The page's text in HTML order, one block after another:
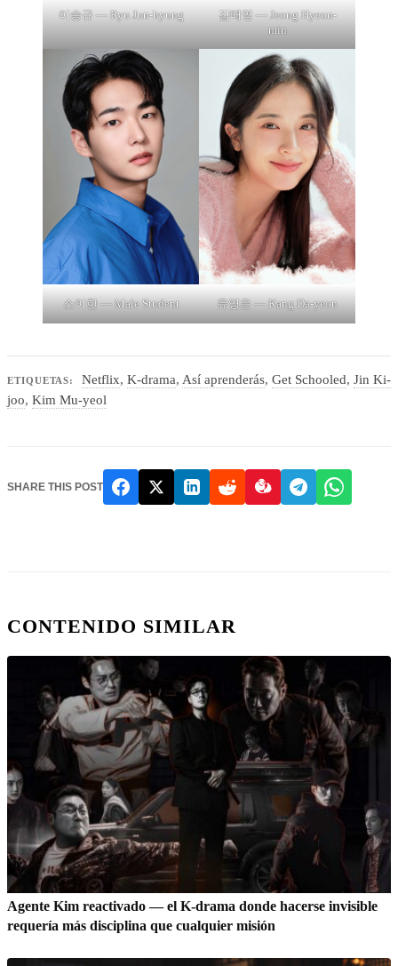
이승규 — Ryu Jun-hyung
김태영 — Jeong Hyeon-
min
소이한 — Male Student 유영은 — Kang Da-yeon
ETIQUETAS: Netflix, K-drama, Así aprenderás, Get Schooled, Jin Ki-
joo, Kim Mu-yeol
SHARE THIS POST
CONTENIDO SIMILAR
Agente Kim reactivado — el K-drama donde hacerse invisible
requería más disciplina que cualquier misión